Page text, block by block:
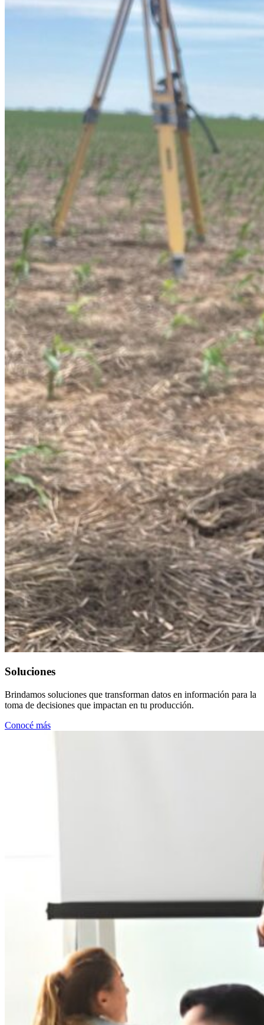
Soluciones
Brindamos soluciones que transforman datos en información para la
toma de decisiones que impactan en tu producción.
Conocé más